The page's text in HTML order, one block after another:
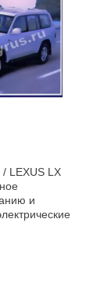
LEXUS LX
и